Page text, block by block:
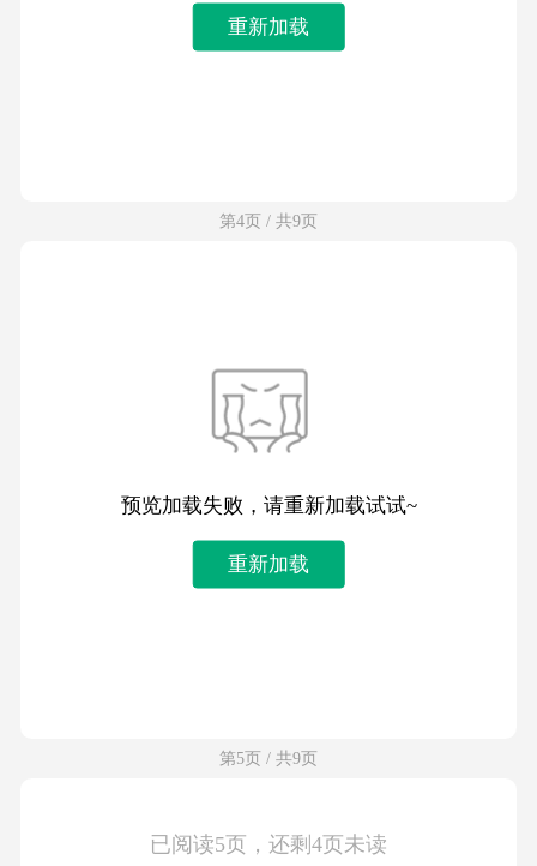
重新加载
第4页 / 共9页
预览加载失败，请重新加载试试~
重新加载
第5页 / 共9页
已阅读5页，还剩4页未读